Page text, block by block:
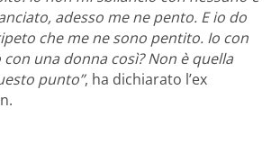
adesso me ne pento. E io do
che me ne sono pentito. Io con
una donna così? Non è quella
punto”, ha dichiarato l’ex